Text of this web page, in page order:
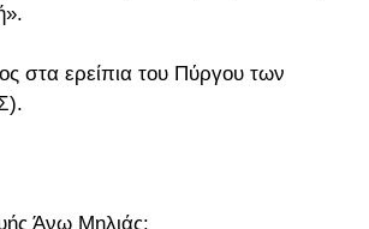
στα ερείπια του Πύργου των
Άνω Μηλιάς: